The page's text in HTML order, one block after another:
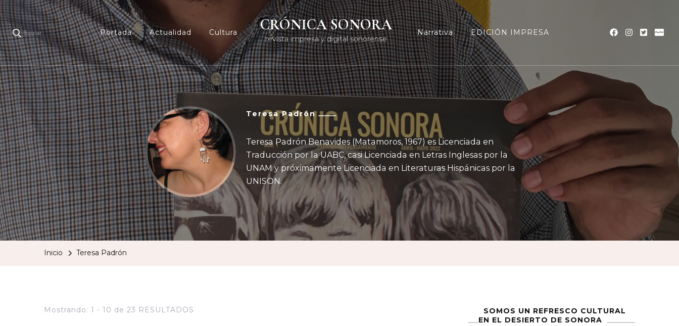
Buscar Portada Actualidad Cultura CRÓNICA SONORA
revista impresa y digital sonorense
Narrativa EDICIÓN IMPRESA
Teresa Padrón
Teresa Padrón Benavides (Matamoros, 1967) es Licenciada en
Traducción por la UABC, casi Licenciada en Letras Inglesas por la
UNAM y próximamente Licenciada en Literaturas Hispánicas por la
UNISON.
Inicio Teresa Padrón
Mostrando: 1 - 10 de 23 RESULTADOS
SOMOS UN REFRESCO CULTURAL
EN EL DESIERTO DE SONORA